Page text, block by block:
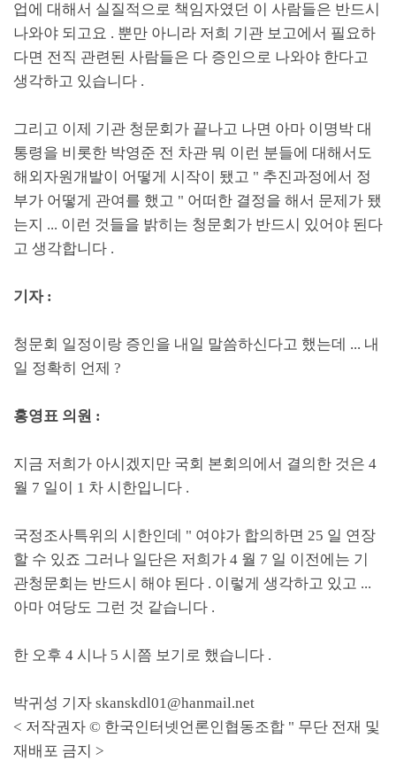
업에 대해서 실질적으로 책임자였던 이 사람들은 반드시
나와야 되고요 . 뿐만 아니라 저희 기관 보고에서 필요하
다면 전직 관련된 사람들은 다 증인으로 나와야 한다고
생각하고 있습니다 .
그리고 이제 기관 청문회가 끝나고 나면 아마 이명박 대
통령을 비롯한 박영준 전 차관 뭐 이런 분들에 대해서도
해외자원개발이 어떻게 시작이 됐고 " 추진과정에서 정
부가 어떻게 관여를 했고 " 어떠한 결정을 해서 문제가 됐
는지 ... 이런 것들을 밝히는 청문회가 반드시 있어야 된다
고 생각합니다 .
기자 :
청문회 일정이랑 증인을 내일 말씀하신다고 했는데 ... 내
일 정확히 언제 ?
홍영표 의원 :
지금 저희가 아시겠지만 국회 본회의에서 결의한 것은 4
월 7 일이 1 차 시한입니다 .
국정조사특위의 시한인데 " 여야가 합의하면 25 일 연장
할 수 있죠 그러나 일단은 저희가 4 월 7 일 이전에는 기
관청문회는 반드시 해야 된다 . 이렇게 생각하고 있고 ...
아마 여당도 그런 것 같습니다 .
한 오후 4 시나 5 시쯤 보기로 했습니다 .
박귀성 기자 skanskdl01@hanmail.net
< 저작권자 © 한국인터넷언론인협동조합 " 무단 전재 및
재배포 금지 >